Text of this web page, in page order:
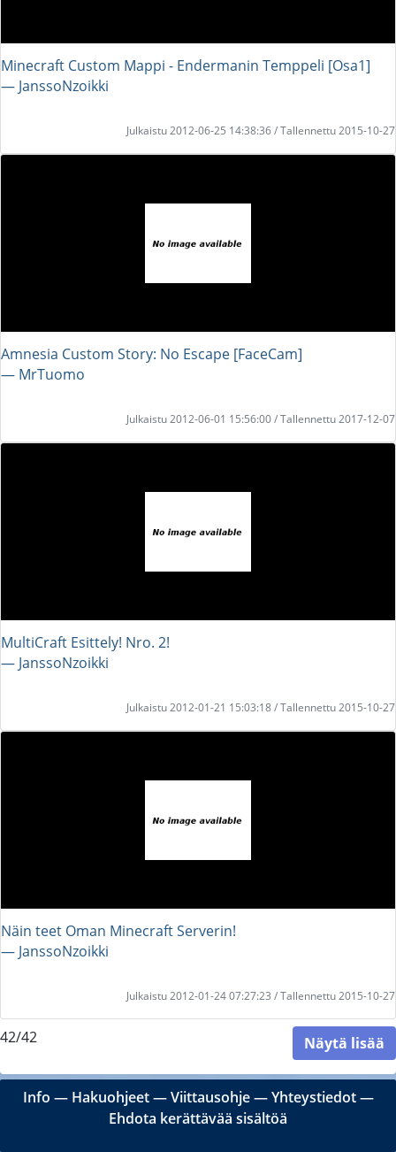
Minecraft Custom Mappi - Endermanin Temppeli [Osa1]
― JanssoNzoikki
Julkaistu 2012-06-25 14:38:36 / Tallennettu 2015-10-27
Amnesia Custom Story: No Escape [FaceCam]
― MrTuomo
Julkaistu 2012-06-01 15:56:00 / Tallennettu 2017-12-07
MultiCraft Esittely! Nro. 2!
― JanssoNzoikki
Julkaistu 2012-01-21 15:03:18 / Tallennettu 2015-10-27
Näin teet Oman Minecraft Serverin!
― JanssoNzoikki
Julkaistu 2012-01-24 07:27:23 / Tallennettu 2015-10-27
42/42 Näytä lisää
Info ― Hakuohjeet―Viittausohje―Yhteystiedot―
Ehdota kerättävää sisältöä